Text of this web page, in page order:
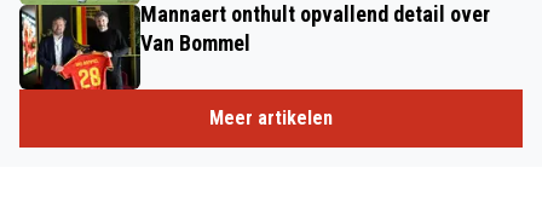
Mannaert onthult opvallend detail over
Van Bommel
Meer artikelen